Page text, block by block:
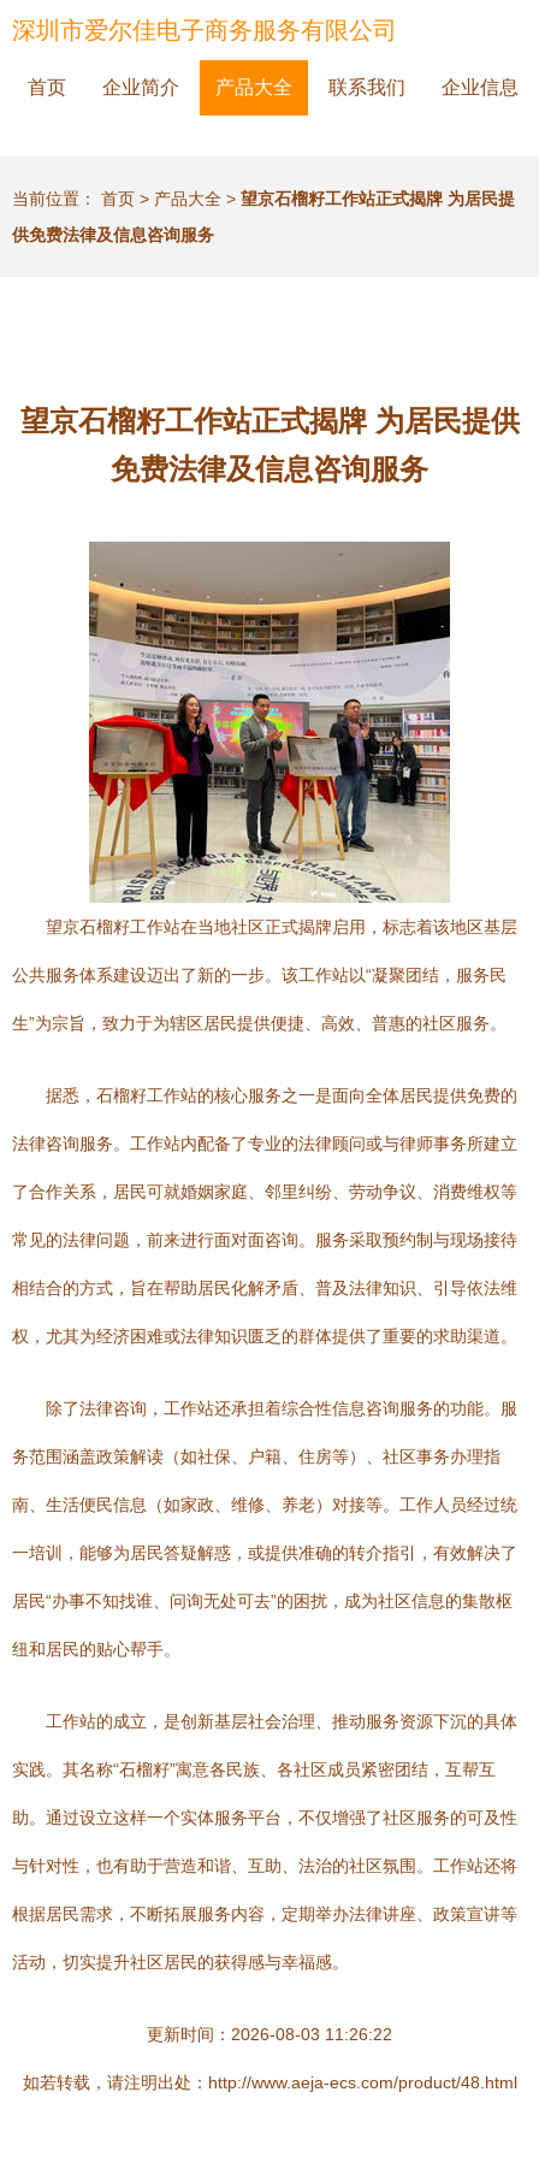
深圳市爱尔佳电子商务服务有限公司
首页 企业简介 产品大全 联系我们 企业信息
当前位置： 首页 > 产品大全 > 望京石榴籽工作站正式揭牌 为居民提
供免费法律及信息咨询服务
望京石榴籽工作站正式揭牌 为居民提供
免费法律及信息咨询服务
望京石榴籽工作站在当地社区正式揭牌启用，标志着该地区基层
公共服务体系建设迈出了新的一步。该工作站以“凝聚团结，服务民
生”为宗旨，致力于为辖区居民提供便捷、高效、普惠的社区服务。
据悉，石榴籽工作站的核心服务之一是面向全体居民提供免费的
法律咨询服务。工作站内配备了专业的法律顾问或与律师事务所建立
了合作关系，居民可就婚姻家庭、邻里纠纷、劳动争议、消费维权等
常见的法律问题，前来进行面对面咨询。服务采取预约制与现场接待
相结合的方式，旨在帮助居民化解矛盾、普及法律知识、引导依法维
权，尤其为经济困难或法律知识匮乏的群体提供了重要的求助渠道。
除了法律咨询，工作站还承担着综合性信息咨询服务的功能。服
务范围涵盖政策解读（如社保、户籍、住房等）、社区事务办理指
南、生活便民信息（如家政、维修、养老）对接等。工作人员经过统
一培训，能够为居民答疑解惑，或提供准确的转介指引，有效解决了
居民“办事不知找谁、问询无处可去”的困扰，成为社区信息的集散枢
纽和居民的贴心帮手。
工作站的成立，是创新基层社会治理、推动服务资源下沉的具体
实践。其名称“石榴籽”寓意各民族、各社区成员紧密团结，互帮互
助。通过设立这样一个实体服务平台，不仅增强了社区服务的可及性
与针对性，也有助于营造和谐、互助、法治的社区氛围。工作站还将
根据居民需求，不断拓展服务内容，定期举办法律讲座、政策宣讲等
活动，切实提升社区居民的获得感与幸福感。
更新时间：2026-08-03 11:26:22
如若转载，请注明出处：http://www.aeja-ecs.com/product/48.html